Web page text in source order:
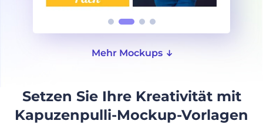
Mehr Mockups
Setzen Sie Ihre Kreativität mit
Kapuzenpulli-Mockup-Vorlagen